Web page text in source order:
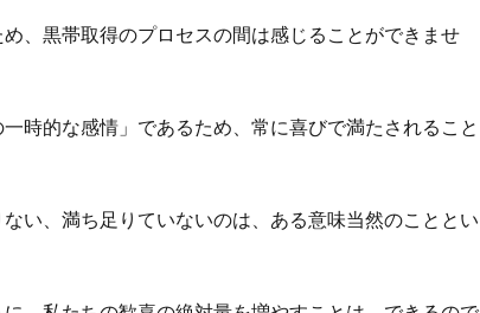
、黒帯取得のプロセスの間は感じることができませ
時的な感情」であるため、常に喜びで満たされること
い、満ち足りていないのは、ある意味当然のこととい